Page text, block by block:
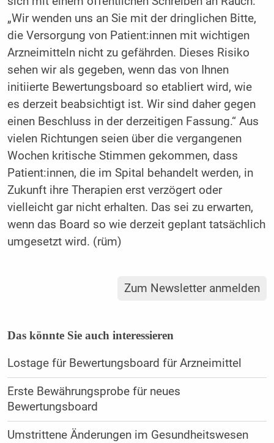
„Wir wenden uns an Sie mit der dringlichen Bitte,
die Versorgung von Patient:innen mit wichtigen
Arzneimitteln nicht zu gefährden. Dieses Risiko
sehen wir als gegeben, wenn das von Ihnen
initiierte Bewertungsboard so etabliert wird, wie
es derzeit beabsichtigt ist. Wir sind daher gegen
einen Beschluss in der derzeitigen Fassung.“ Aus
vielen Richtungen seien über die vergangenen
Wochen kritische Stimmen gekommen, dass
Patient:innen, die im Spital behandelt werden, in
Zukunft ihre Therapien erst verzögert oder
vielleicht gar nicht erhalten. Das sei zu erwarten,
wenn das Board so wie derzeit geplant tatsächlich
umgesetzt wird. (rüm)
Zum Newsletter anmelden
Das könnte Sie auch interessieren
Lostage für Bewertungsboard für Arzneimittel
Erste Bewährungsprobe für neues
Bewertungsboard
Umstrittene Änderungen im Gesundheitswesen